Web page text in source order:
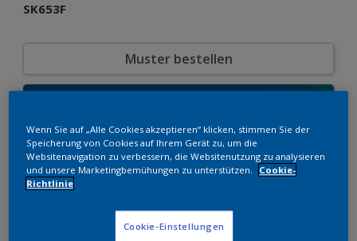
SK653F
Muster bestellen
Produkteigenschaften
Produktcode SK653F
SAP-Code
Verpackungseinheit 25 kg
Custom Shades
Wenn Sie auf „Alle Cookies akzeptieren“ klicken, stimmen Sie der
Speicherung von Cookies auf Ihrem Gerät zu, um die
Websitenavigation zu verbessern, die Websitenutzung zu analysieren
und unsere Marketingbemühungen zu unterstützen.
Cookie-
Richtlinie
Cookie-Einstellungen